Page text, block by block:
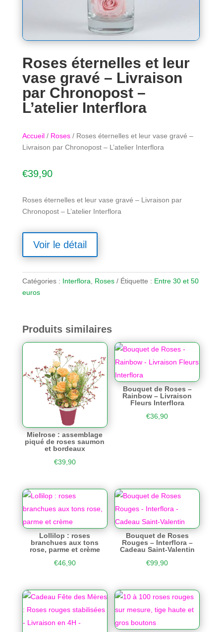
Roses éternelles et leur
vase gravé – Livraison
par Chronopost –
L’atelier Interflora
Accueil/ Roses/ Roses éternelles et leur vase gravé –
Livraison par Chronopost – L’atelier Interflora
€39,90
Roses éternelles et leur vase gravé – Livraison par
Chronopost – L’atelier Interflora
Voir le détail
Catégories : Interflora Roses Étiquette : Entre 30 et 50
euros
Produits similaires
Mielrose : assemblage
piqué de roses saumon
et bordeaux
€39,90
Bouquet de Roses –
Rainbow – Livraison
Fleurs Interflora
€36,90
Lollilop : roses
branchues aux tons
rose, parme et crème
€46,90
Bouquet de Roses
Rouges – Interflora –
Cadeau Saint-Valentin
€99,90